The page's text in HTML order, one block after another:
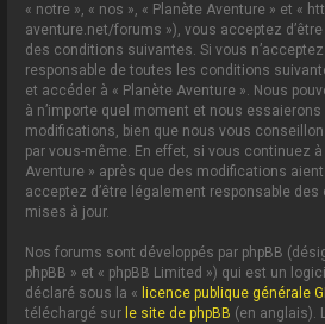
« notre », « nos », « Planète Aventure » et «
aventure.net/forums »), vous acceptez
des conditions suivantes. Si vous
responsable de toutes les conditions
et accéder à « Planète Aventure ». Nous
à n’importe quel moment et nous
modifications, bien que nous vous
par vous-même. En effet, si vous continuez
Aventure » après que des modifications
acceptez d’être légalement responsable
mises à jour.
Nos forums sont développés par phpBB
phpBB » et « phpBB Limited ») qui est un
déclaré sous la « licence publique générale
téléchargé sur le site de phpBB (en anglais).